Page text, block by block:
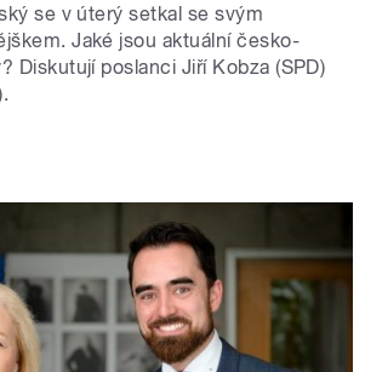
se v úterý setkal se svým
Jaké jsou aktuální česko-
Diskutují poslanci Jiří Kobza (SPD)